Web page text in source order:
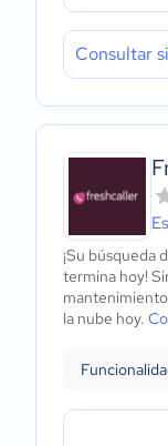
Consultar
¡Su búsqueda
termina hoy!
la nube hoy.